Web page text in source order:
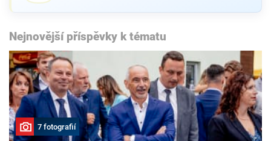
Nejnovější příspěvky k tématu
7 fotografií